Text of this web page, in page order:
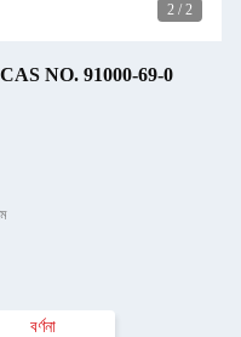
2 / 2
CAS NO. 91000-69-0
বর্ণনা